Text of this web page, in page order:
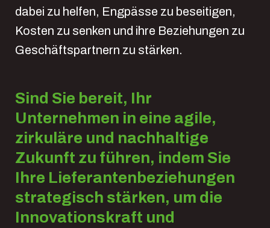
dabei zu helfen, Engpässe zu beseitigen,
Kosten zu senken und ihre Beziehungen zu
Geschäftspartnern zu stärken.
Sind Sie bereit, Ihr
Unternehmen in eine agile,
zirkuläre und nachhaltige
Zukunft zu führen, indem Sie
Ihre Lieferantenbeziehungen
strategisch stärken, um die
Innovationskraft und